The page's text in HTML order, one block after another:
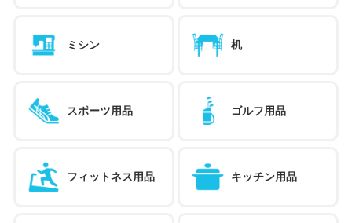
ミシン 机
スポーツ用品 ゴルフ用品
フィットネス用品 キッチン用品